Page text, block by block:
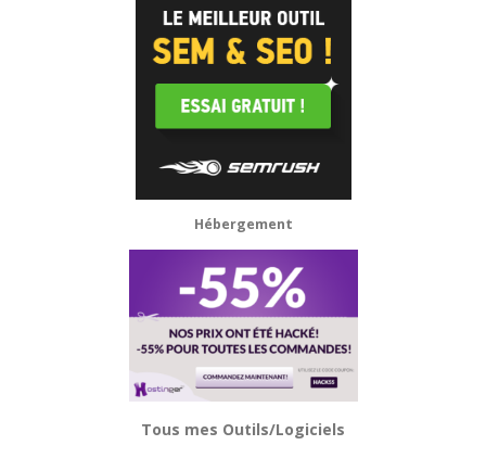
Hébergement
Tous mes Outils/Logiciels